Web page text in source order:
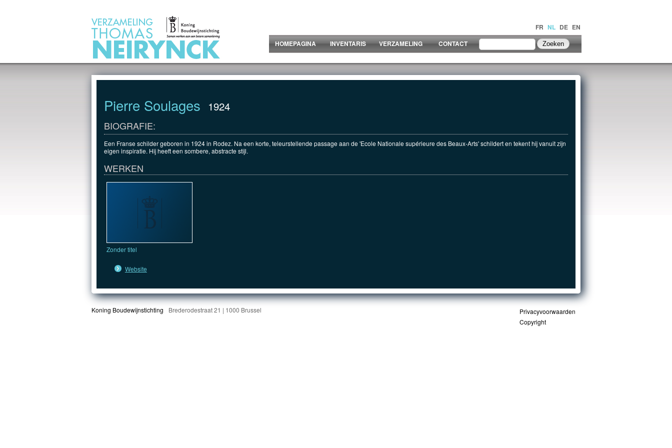
FR NL DE EN
HOMEPAGINA
INVENTARIS VERZAMELING CONTACT
Pierre Soulages 1924
BIOGRAFIE:
Een Franse schilder geboren in 1924 in Rodez. Na een korte, teleurstellende passage aan de 'Ecole Nationale supérieure des Beaux-Arts' schildert en tekent hij vanuit zijn
eigen inspiratie. Hij heeft een sombere, abstracte stijl.
WERKEN
Zonder titel
Website
Koning Boudewijnstichting Brederodestraat 21 | 1000 Brussel
Privacyvoorwaarden
Copyright